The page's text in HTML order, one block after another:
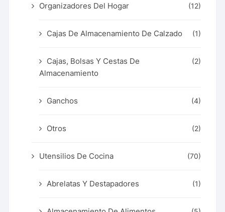
Organizadores Del Hogar (12)
Cajas De Almacenamiento De Calzado (1)
Cajas, Bolsas Y Cestas De
Almacenamiento
(2)
Ganchos (4)
Otros (2)
Utensilios De Cocina (70)
Abrelatas Y Destapadores (1)